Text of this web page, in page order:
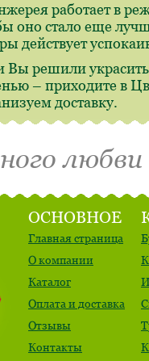
работает в
оно стало еще
действует
Вы решили
– приходите в
доставку.
ОСНОВНОЕ
Главная страница
О компании
Каталог
Оплата и доставка
Отзывы
Контакты